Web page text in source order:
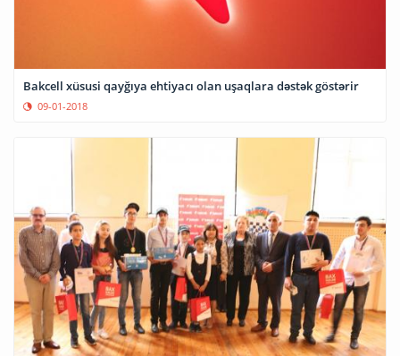
Bakcell xüsusi qayğıya ehtiyacı olan uşaqlara dəstək göstərir
09-01-2018